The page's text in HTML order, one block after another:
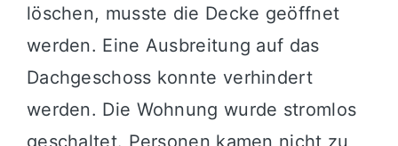
löschen, musste die Decke geöffnet
werden. Eine Ausbreitung auf das
Dachgeschoss konnte verhindert
werden. Die Wohnung wurde stromlos
geschaltet. Personen kamen nicht zu